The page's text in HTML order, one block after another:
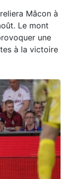
Mâcon à
Le mont
une
à la victoire